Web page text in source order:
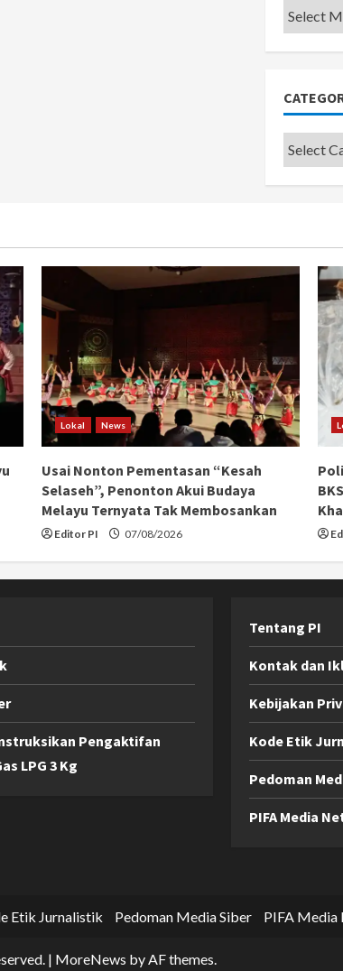
Pemkot
Lokal News
Usai Nonton Pementasan “Kesah
Selaseh”, Penonton Akui Budaya
Melayu Ternyata Tak Membosankan
Editor PI 07/08/2026
Pengaktifan
LPG 3 Kg
Tentang PI
Kontak dan
Kebijakan
Kode Etik
Pedoman
PIFA Media
Etik Jurnalistik Pedoman Media Siber PIFA
| MoreNews by AF themes.